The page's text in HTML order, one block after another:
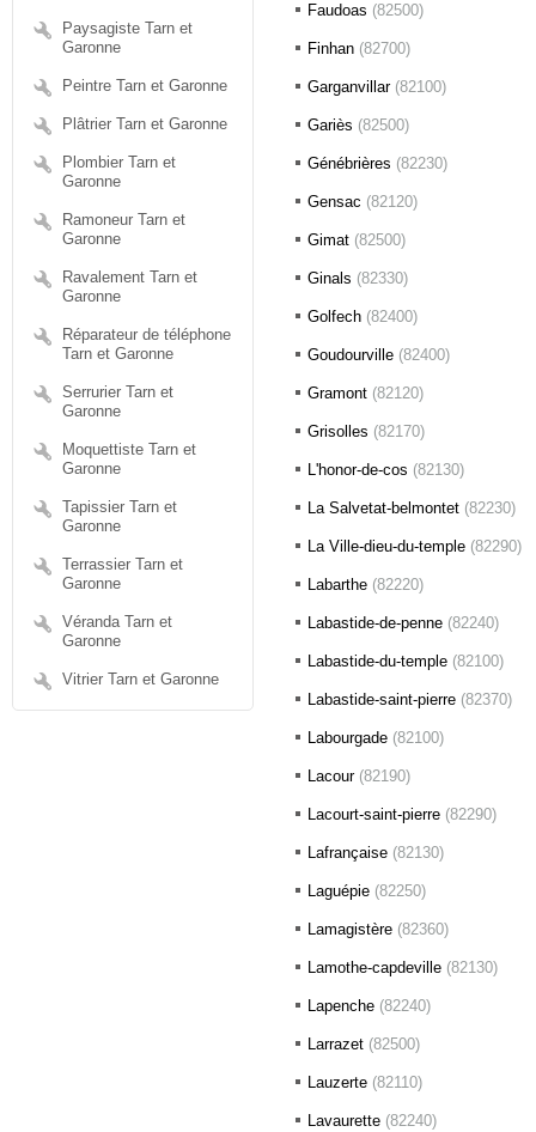
Paysagiste Tarn et
Garonne
Peintre Tarn et Garonne
Plâtrier Tarn et Garonne
Plombier Tarn et
Garonne
Ramoneur Tarn et
Garonne
Ravalement Tarn et
Garonne
Réparateur de téléphone
Tarn et Garonne
Serrurier Tarn et
Garonne
Moquettiste Tarn et
Garonne
Tapissier Tarn et
Garonne
Terrassier Tarn et
Garonne
Véranda Tarn et
Garonne
Vitrier Tarn et Garonne
Faudoas (82500)
Finhan (82700)
Garganvillar (82100)
Gariès (82500)
Génébrières (82230)
Gensac (82120)
Gimat (82500)
Ginals (82330)
Golfech (82400)
Goudourville (82400)
Gramont (82120)
Grisolles (82170)
L'honor-de-cos (82130)
La Salvetat-belmontet (82230)
La Ville-dieu-du-temple (82290)
Labarthe (82220)
Labastide-de-penne (82240)
Labastide-du-temple (82100)
Labastide-saint-pierre (82370)
Labourgade (82100)
Lacour (82190)
Lacourt-saint-pierre (82290)
Lafrançaise (82130)
Laguépie (82250)
Lamagistère (82360)
Lamothe-capdeville (82130)
Lapenche (82240)
Larrazet (82500)
Lauzerte (82110)
Lavaurette (82240)